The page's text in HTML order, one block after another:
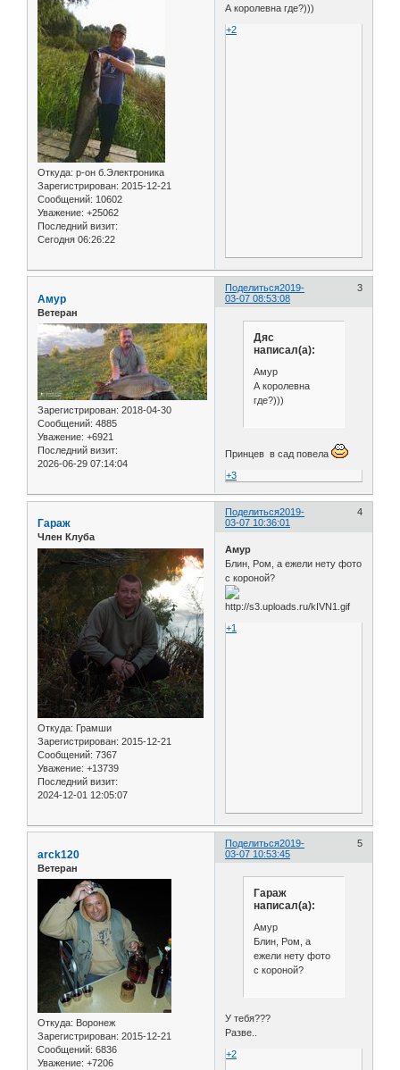
Откуда: р-он б.Электроника
Зарегистрирован: 2015-12-21
Сообщений: 10602
Уважение: +25062
Последний визит:
Сегодня 06:26:22
А королевна где?)))
+2
Поделиться 3
2019-
03-07 08:53:08
Амур
Ветеран
Зарегистрирован: 2018-04-30
Сообщений: 4885
Уважение: +6921
Последний визит:
2026-06-29 07:14:04
Дяс
написал(а):
Амур
А королевна
где?)))
Принцев в сад повела
+3
Поделиться 4
2019-
03-07 10:36:01
Гараж
Член Клуба
Откуда: Грамши
Зарегистрирован: 2015-12-21
Сообщений: 7367
Уважение: +13739
Последний визит:
2024-12-01 12:05:07
Амур
Блин, Ром, а ежели нету фото
с короной?
+1
Поделиться 5
2019-
03-07 10:53:45
arck120
Ветеран
Откуда: Воронеж
Зарегистрирован: 2015-12-21
Сообщений: 6836
Уважение: +7206
Гараж
написал(а):
Амур
Блин, Ром, а
ежели нету фото
с короной?
У тебя???
Разве..
+2